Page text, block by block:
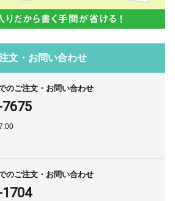
文・お問い合わせ
のご注文・お問い合わせ
のご注文・お問い合わせ